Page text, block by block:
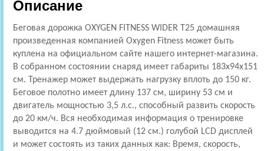
Описание
Беговая дорожка OXYGEN FITNESS WIDER T25 домашняя
произведенная компанией Oxygen Fitness может быть
куплена на официальном сайте нашего интернет-магазина.
В собранном состоянии снаряд имеет габариты 183x94x151
см. Тренажер может выдержать нагрузку вплоть до 150 кг.
Беговое полотно имеет длину 137 см, ширину 53 см и
двигатель мощностью 3,5 л.с., способный развить скорость
до 20 км/ч. Вся необходимая информация о тренировке
выводится на 4.7 дюймовый (12 см.) голубой LCD дисплей
и может состоять из таких данных как: Время, скорость,